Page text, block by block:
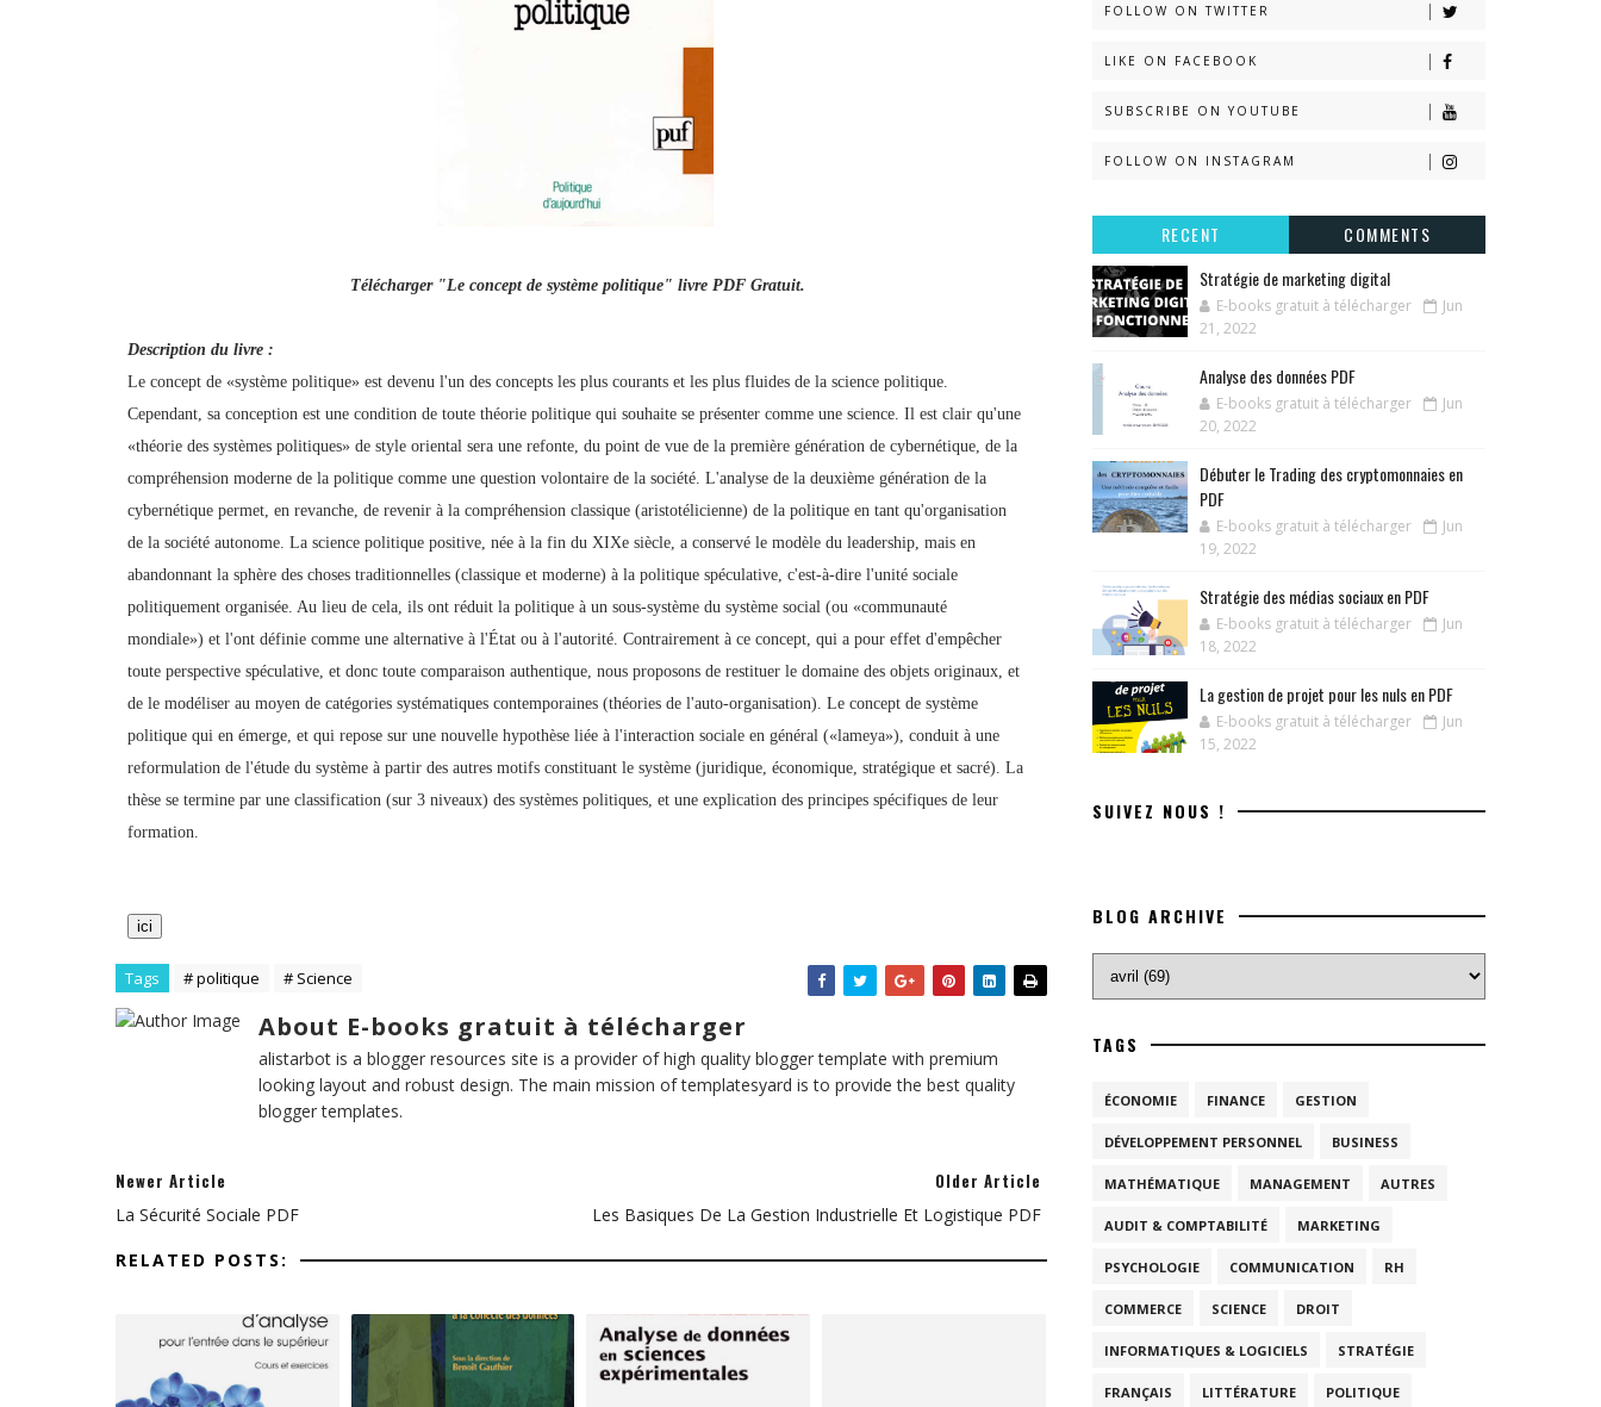
Télécharger "Le concept de système politique" livre PDF Gratuit.
Description du livre :
Le concept de «système politique» est devenu l'un des concepts les plus courants et les plus fluides de la science politique.
Cependant, sa conception est une condition de toute théorie politique qui souhaite se présenter comme une science. Il est clair qu'une
«théorie des systèmes politiques» de style oriental sera une refonte, du point de vue de la première génération de cybernétique, de la
compréhension moderne de la politique comme une question volontaire de la société. L'analyse de la deuxième génération de la
cybernétique permet, en revanche, de revenir à la compréhension classique (aristotélicienne) de la politique en tant qu'organisation
de la société autonome. La science politique positive, née à la fin du XIXe siècle, a conservé le modèle du leadership, mais en
abandonnant la sphère des choses traditionnelles (classique et moderne) à la politique spéculative, c'est-à-dire l'unité sociale
politiquement organisée. Au lieu de cela, ils ont réduit la politique à un sous-système du système social (ou «communauté
mondiale») et l'ont définie comme une alternative à l'État ou à l'autorité. Contrairement à ce concept, qui a pour effet d'empêcher
toute perspective spéculative, et donc toute comparaison authentique, nous proposons de restituer le domaine des objets originaux, et
de le modéliser au moyen de catégories systématiques contemporaines (théories de l'auto-organisation). Le concept de système
politique qui en émerge, et qui repose sur une nouvelle hypothèse liée à l'interaction sociale en général («lameya»), conduit à une
reformulation de l'étude du système à partir des autres motifs constituant le système (juridique, économique, stratégique et sacré). La
thèse se termine par une classification (sur 3 niveaux) des systèmes politiques, et une explication des principes spécifiques de leur
formation.
ici
Tags # politique # Science
About E-books gratuit à télécharger
alistarbot is a blogger resources site is a provider of high quality blogger template with premium
looking layout and robust design. The main mission of templatesyard is to provide the best quality
blogger templates.
Newer Article
La Sécurité Sociale PDF
Older Article
Les Basiques De La Gestion Industrielle Et Logistique PDF
RELATED POSTS:
FOLLOW ON TWITTER
LIKE ON FACEBOOK
SUBSCRIBE ON YOUTUBE
FOLLOW ON INSTAGRAM
RECENT
COMMENTS
Stratégie de marketing digital
E-books gratuit à télécharger
Jun
21, 2022
Analyse des données PDF
E-books gratuit à télécharger
Jun
20, 2022
Débuter le Trading des cryptomonnaies en
PDF
E-books gratuit à télécharger
Jun
19, 2022
Stratégie des médias sociaux en PDF
E-books gratuit à télécharger
Jun
18, 2022
La gestion de projet pour les nuls en PDF
E-books gratuit à télécharger
Jun
15, 2022
SUIVEZ NOUS !
BLOG ARCHIVE
TAGS
ÉCONOMIE FINANCE GESTION
DÉVELOPPEMENT PERSONNEL BUSINESS
MATHÉMATIQUE MANAGEMENT AUTRES
AUDIT & COMPTABILITÉ MARKETING
PSYCHOLOGIE COMMUNICATION RH
COMMERCE SCIENCE DROIT
INFORMATIQUES & LOGICIELS STRATÉGIE
FRANÇAIS LITTÉRATURE POLITIQUE